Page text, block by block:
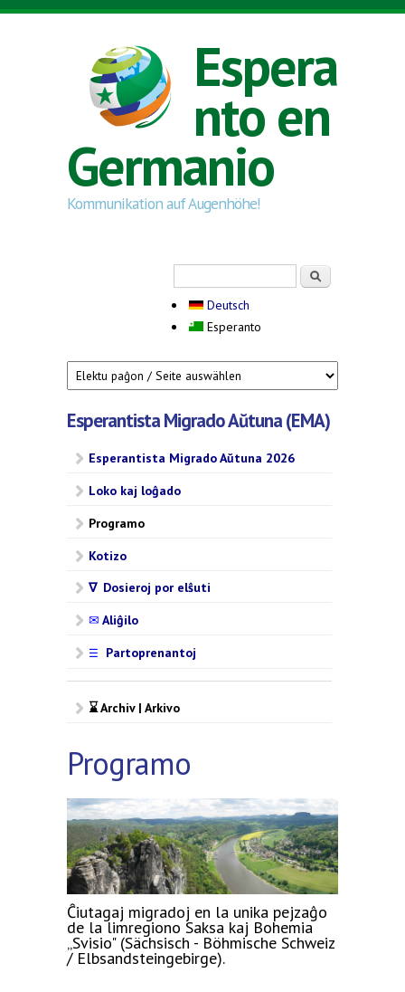
Skip to main content
Espera
nto en
Germanio
Kommunikation auf Augenhöhe!
Deutsch
Esperanto
Esperantista Migrado Aŭtuna (EMA)
Esperantista Migrado Aŭtuna 2026
Loko kaj loĝado
Programo
Kotizo
∇ Dosieroj por elŝuti
✉ Aliĝilo
☰ Partoprenantoj
⌛ Archiv | Arkivo
Programo
Ĉiutagaj migradoj en la unika pejzaĝo
de la limregiono Saksa kaj Bohemia
„Svisio" (Sächsisch - Böhmische Schweiz
/ Elbsandsteingebirge).